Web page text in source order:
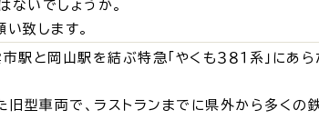
高齢者・介護 病気
ないでしょうか。
い致します。
と岡山駅を結ぶ特急「やくも３８１系」にあ
旧型車両で、ラストランまでに県外から多くの